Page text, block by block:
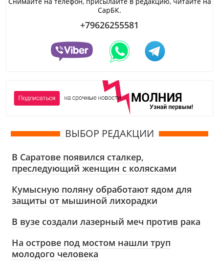
СарБК.
+79626255581
ВЫБОР РЕДАКЦИИ
В Саратове появился сталкер,
преследующий женщин с колясками
Кумысную поляну обработают ядом для
защиты от мышиной лихорадки
В вузе создали лазерный меч против рака
На острове под мостом нашли труп
молодого человека